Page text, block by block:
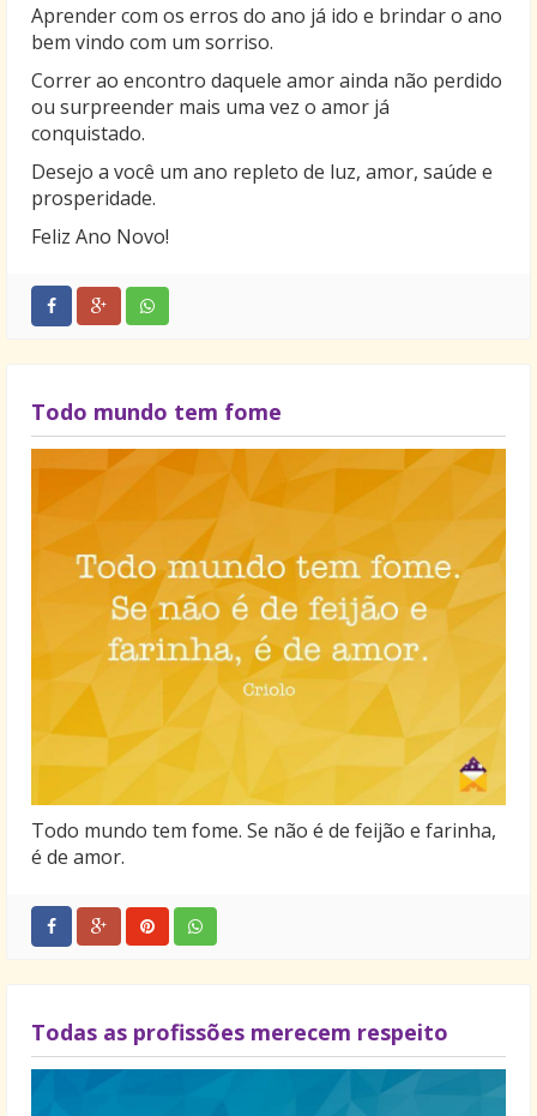
Aprender com os erros do ano já ido e brindar o ano
bem vindo com um sorriso.
Correr ao encontro daquele amor ainda não perdido
ou surpreender mais uma vez o amor já
conquistado.
Desejo a você um ano repleto de luz, amor, saúde e
prosperidade.
Feliz Ano Novo!
Todo mundo tem fome
Todo mundo tem fome. Se não é de feijão e farinha,
é de amor.
Todas as profissões merecem respeito